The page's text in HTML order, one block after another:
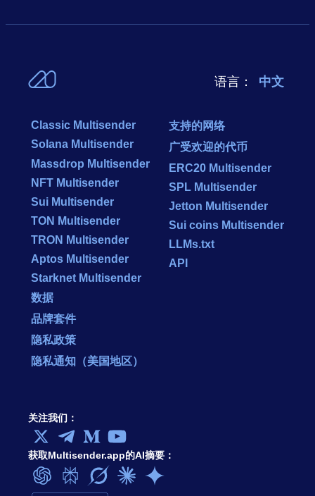
语言： 中文
关注我们：
获取Multisender.app的AI摘要：
Classic Multisender
Solana Multisender
Massdrop Multisender
NFT Multisender
Sui Multisender
TON Multisender
TRON Multisender
Aptos Multisender
Starknet Multisender
数据
品牌套件
支持的网络
广受欢迎的代币
ERC20 Multisender
SPL Multisender
Jetton Multisender
Sui coins Multisender
LLMs.txt
API
隐私政策
隐私通知（美国地区）